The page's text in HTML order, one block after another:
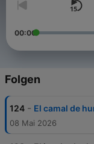
00:00
Folgen
124 - El camal de
08 Mai 2026